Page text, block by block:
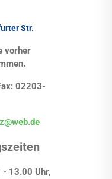
Str.
vorher
02203-
13.00 Uhr,